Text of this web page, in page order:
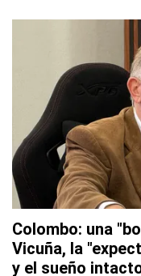
Colombo: una
Vicuña, la
y el sueño